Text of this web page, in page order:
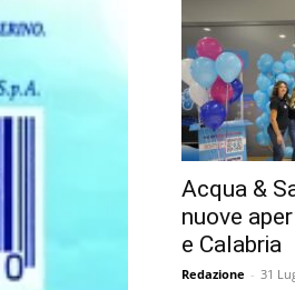
Acqua &
nuove
e Calabria
Redazione - 31